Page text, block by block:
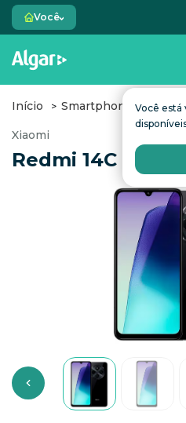
Você
Você está
Início Smartphones
Xiaomi
Redmi 14C 4G
Previous